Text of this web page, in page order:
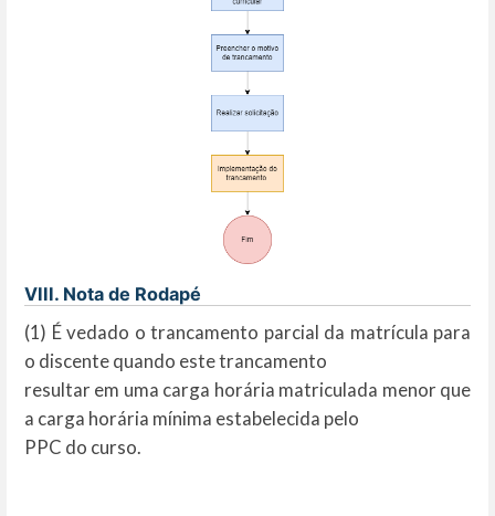
VIII. Nota de Rodapé
(1) É vedado o trancamento parcial da matrícula para
o discente quando este trancamento
resultar em uma carga horária matriculada menor que
a carga horária mínima estabelecida pelo
PPC do curso.